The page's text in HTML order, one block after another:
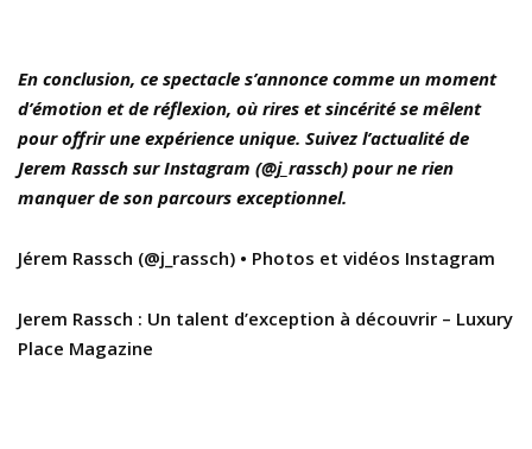
En conclusion, ce spectacle s’annonce comme un moment
d’émotion et de réflexion, où rires et sincérité se mêlent
pour offrir une expérience unique. Suivez l’actualité de
Jerem Rassch sur Instagram (@j_rassch) pour ne rien
manquer de son parcours exceptionnel.
Jérem Rassch (@j_rassch) • Photos et vidéos Instagram
Jerem Rassch : Un talent d’exception à découvrir – Luxury
Place Magazine